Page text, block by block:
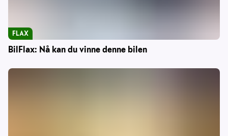
BilFlax: Nå kan du vinne denne bilen
FLAX